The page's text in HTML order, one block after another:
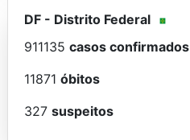
DF - Distrito Federal
911135 casos confirmados
11871 óbitos
327 suspeitos